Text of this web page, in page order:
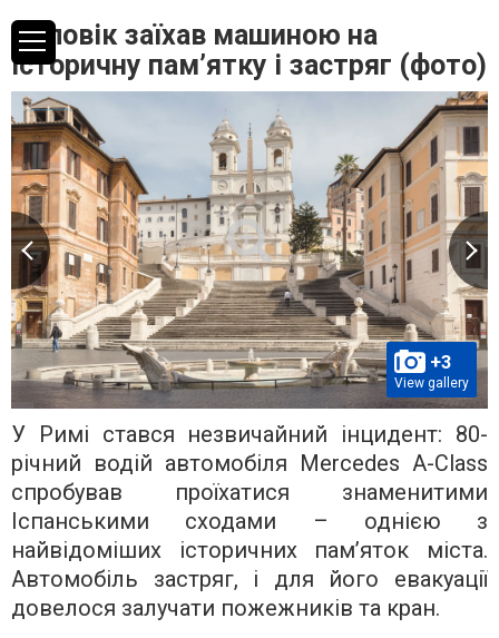
Чоловік заїхав машиною на
історичну пам’ятку і застряг (фото)
+3
View gallery
У Римі стався незвичайний інцидент: 80-
річний водій автомобіля Mercedes A-Class
спробував проїхатися знаменитими
Іспанськими сходами – однією з
найвідоміших історичних пам’яток міста.
Автомобіль застряг, і для його евакуації
довелося залучати пожежників та кран.